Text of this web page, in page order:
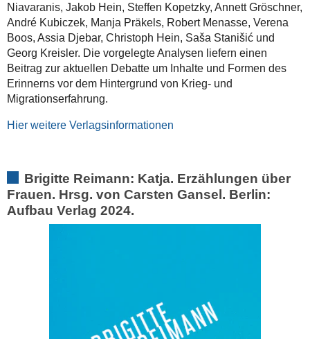
Niavaranis, Jakob Hein, Steffen Kopetzky, Annett Gröschner,
André Kubiczek, Manja Präkels, Robert Menasse, Verena
Boos, Assia Djebar, Christoph Hein, Saša Stanišić und
Georg Kreisler. Die vorgelegte Analysen liefern einen
Beitrag zur aktuellen Debatte um Inhalte und Formen des
Erinnerns vor dem Hintergrund von Krieg- und
Migrationserfahrung.
Hier weitere Verlagsinformationen
Brigitte Reimann: Katja. Erzählungen über
Frauen. Hrsg. von Carsten Gansel. Berlin:
Aufbau Verlag 2024.